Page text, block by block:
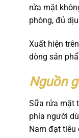
rửa mặt
phòng, đủ
Xuất hiện
dòng sản
Nguồn
Sữa rửa mặt
phía người
Nam đạt tiêu